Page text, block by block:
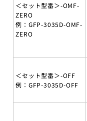
＜セット型番＞-OMF-
ZERO
例：GFP-3035D-OMF-
ZERO
＜セット型番＞-OFF
例：GFP-3035D-OFF